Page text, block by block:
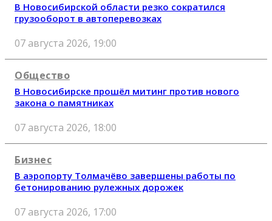
В Новосибирской области резко сократился
грузооборот в автоперевозках
07 августа 2026, 19:00
Общество
В Новосибирске прошёл митинг против нового
закона о памятниках
07 августа 2026, 18:00
Бизнес
В аэропорту Толмачёво завершены работы по
бетонированию рулежных дорожек
07 августа 2026, 17:00